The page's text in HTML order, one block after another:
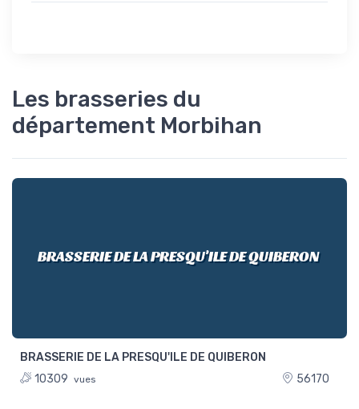
Les brasseries du
département Morbihan
BRASSERIE DE LA PRESQU'ILE DE QUIBERON
BRASSERIE DE LA PRESQU'ILE DE QUIBERON
10309 vues 56170